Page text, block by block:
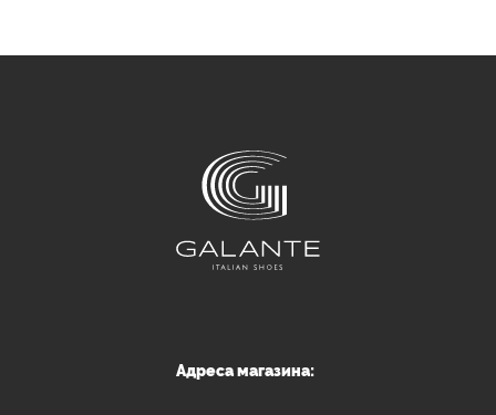
Адреса магазина: